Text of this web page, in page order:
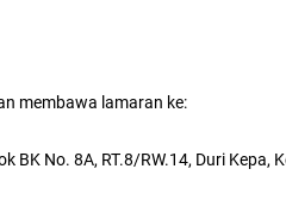
membawa lamaran ke:
BK No. 8A, RT.8/RW.14, Duri Kepa,